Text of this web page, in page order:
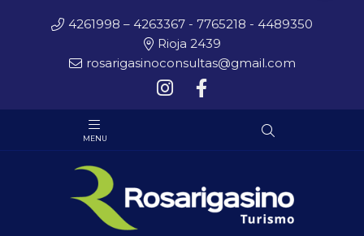
4261998 – 4263367 - 7765218 - 4489350
Rioja 2439
rosarigasinoconsultas@gmail.com